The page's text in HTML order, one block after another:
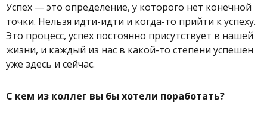
Успех — это определение, у которого нет конечной
точки. Нельзя идти-идти и когда-то прийти к успеху.
Это процесс, успех постоянно присутствует в нашей
жизни, и каждый из нас в какой-то степени успешен
уже здесь и сейчас.
С кем из коллег вы бы хотели поработать?